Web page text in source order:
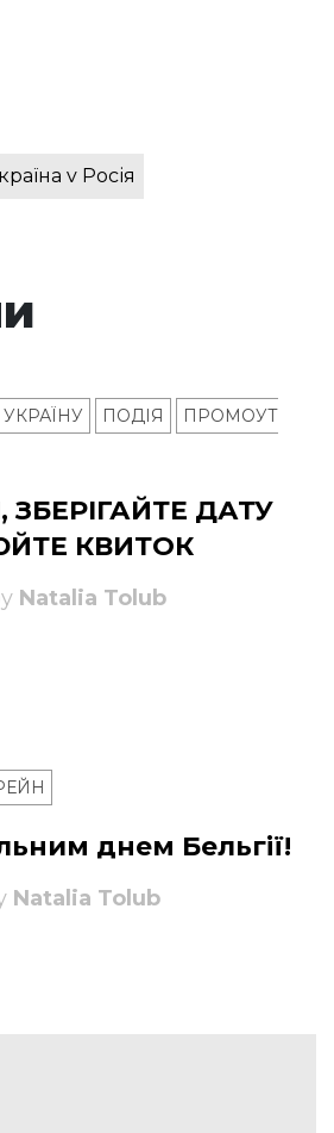
v Росія
ПОДІЯ
ПРОМОУТ
ЗБЕРІГАЙТЕ ДАТУ
КВИТОК
Natalia Tolub
днем ​​Бельгії!
Natalia Tolub